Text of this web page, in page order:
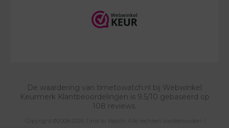
De waardering van timetowatch.nl bij Webwinkel
Keurmerk Klantbeoordelingen is 9.5/10 gebaseerd op
108 reviews.